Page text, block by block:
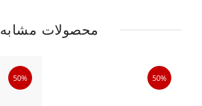
محصولات مشابه
50%
50%